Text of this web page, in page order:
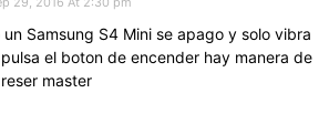
un Samsung S4 Mini se apago y solo vibra
el boton de encender hay manera de
master